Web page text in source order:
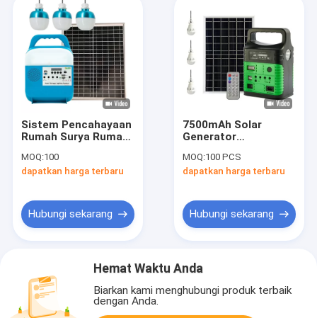
Sistem Pencahayaan
Rumah Surya Rumah
Seluler Panel Kit Led
25W
MOQ:100
dapatkan harga terbaru
Hubungi sekarang
7500mAh Solar
Generator
Portabel Dengan
Panel 10W
MOQ:100 PCS
dapatkan harga terbaru
Hubungi sekarang
Hemat Waktu Anda
Biarkan kami menghubungi produk terbaik
dengan Anda.